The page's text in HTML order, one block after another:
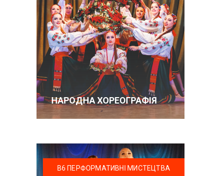
НАРОДНА ХОРЕОГРАФІЯ
В6 ПЕРФОРМАТИВНІ МИСТЕЦТВА